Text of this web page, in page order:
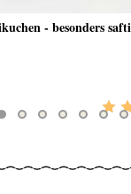
- besonders